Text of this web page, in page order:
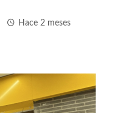
Hace 2 meses